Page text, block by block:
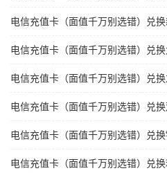
电信充值卡（面值千万别选错）兑
电信充值卡（面值千万别选错）兑
电信充值卡（面值千万别选错）兑
电信充值卡（面值千万别选错）兑
电信充值卡（面值千万别选错）兑
电信充值卡（面值千万别选错）兑